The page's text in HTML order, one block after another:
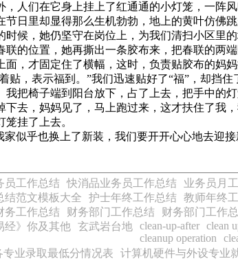
人们在它身上挂上了红通通的小灯笼，一阵
日里却显得那么生机勃勃，地上的黄叶仿佛
候，她仍坚守在岗位上，为我们清扫小区里的
的位置，她再撕出一条胶布来，把春联的两
，才固定住了横幅，这时，负责贴胶布的妈
贴，表示福到。”我们迅速贴好了“福”，却挡
把椅子端到阳台放下，占了上去，把手中的
去，妈妈见了，马上跑过来，这才扶住了我
挂了上去。
似乎也换上了新装，我们要开开心心地去迎接
员工作总结 快消品业务员工作总结 业务员月
结范文模板大全 护士年终工作总结 教师年终
务工作总结 财务部门工作总结 财务部门工作
经》你及其他 玄武岩台地 clean-up-after clean
cleanup operation
专业录取最低分情况表 计算机硬件与外设专业